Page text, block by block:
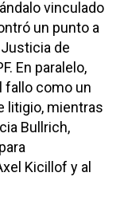
vinculado
un punto a
de
En paralelo,
fallo como un
litigio, mientras
Bullrich,
Kicillof y al